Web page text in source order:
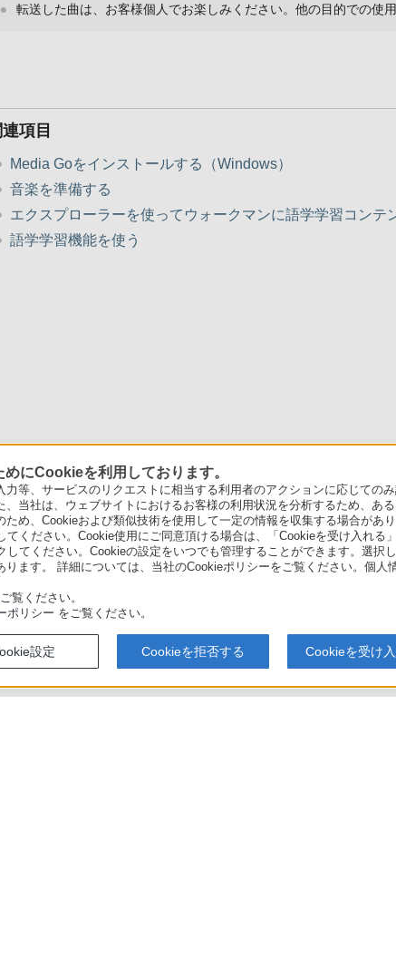
転送した曲は、お客様個人でお楽しみください。他の目的での使
項目
Media Goをインストールする（Windows）
音楽を準備する
エクスプローラーを使ってウォークマンに語学学習コンテ
語学学習機能を使う
にCookieを利用しております。
等、サービスのリクエストに相当する利用者のアクションに応じての
当社は、ウェブサイトにおけるお客様の利用状況を分析するため、あ
め、Cookieおよび類似技術を使用して一定の情報を収集する場合があ
ください。Cookie使用にご同意頂ける場合は、「Cookieを受け入れる
てください。Cookieの設定をいつでも管理することができます。選択
ます。 詳細については、当社のCookieポリシーをご覧ください。個人
覧ください。
ポリシー をご覧ください。
設定 Cookieを拒否する Cookieを受け